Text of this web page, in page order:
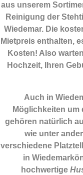
aus unserem
Reinigung der
Wiedemar. Die
Mietpreis enthalten,
Kosten! Also
Hochzeit, Ihren
Auch in
Möglichkeiten um
gehören natürlich
wie unter
verschiedene
in
hochwertige